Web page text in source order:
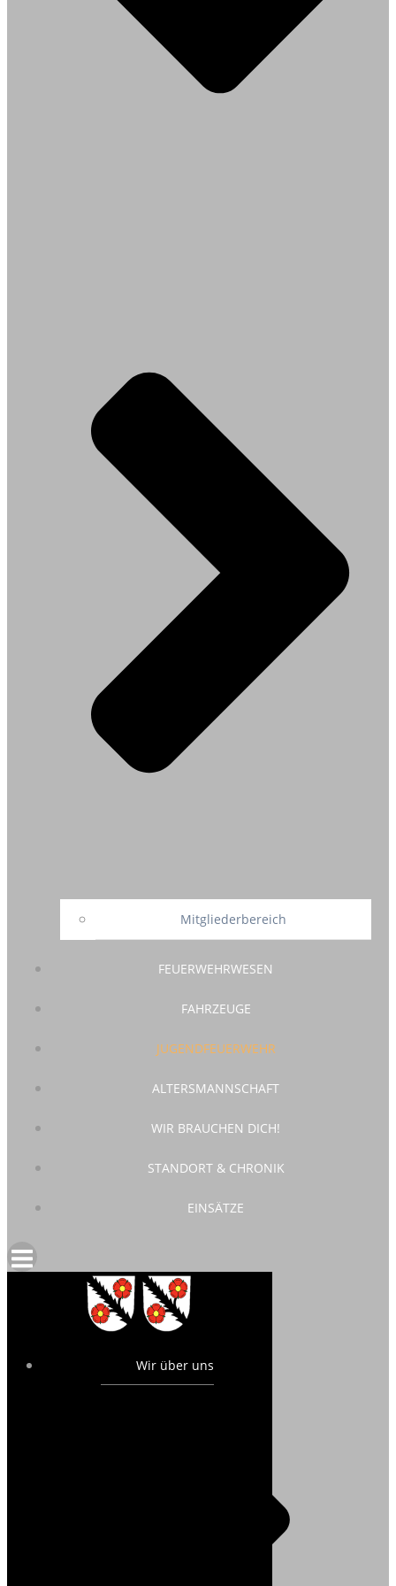
Mitgliederbereich
FEUERWEHRWESEN
FAHRZEUGE
JUGENDFEUERWEHR
ALTERSMANNSCHAFT
WIR BRAUCHEN DICH!
STANDORT & CHRONIK
EINSÄTZE
Wir über uns